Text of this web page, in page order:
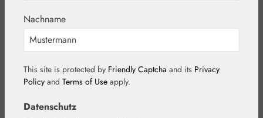
Fuchsia / Fuchsie
Tropfen
Nachname
This site is protected by Friendly Captcha and its Privacy
Policy and Terms of Use apply.
Datenschutz